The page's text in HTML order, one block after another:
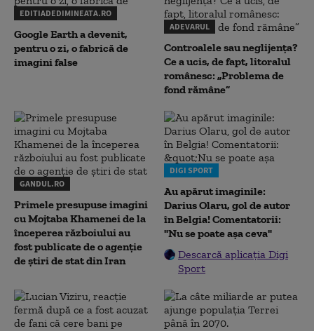
EDITIADEDIMINEATA.RO
Google Earth a devenit,
pentru o zi, o fabrică de
imagini false
ADEVARUL
Controalele sau neglijența?
Ce a ucis, de fapt, litoralul
românesc: „Problema de
fond rămâne”
GANDUL.RO
Primele presupuse imagini
cu Mojtaba Khamenei de la
începerea războiului au
fost publicate de o agenție
de știri de stat din Iran
DIGI SPORT
Au apărut imaginile:
Darius Olaru, gol de autor
în Belgia! Comentatorii:
"Nu se poate așa ceva"
Descarcă aplicația Digi
Sport